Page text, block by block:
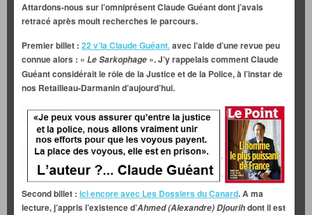
Attardons-nous sur l’omniprésent Claude Guéant dont j’avais
retracé après moult recherches le parcours.
Premier billet : 22 v’la Claude Guéant.avec l’aide d’une revue peu
connue alors : « Le Sarkophage ». J’y rappelais comment Claude
Guéant considérait le rôle de la Justice et de la Police, à l’instar de
nos Retailleau-Darmanin d’aujourd’hui.
Second billet : ici encore avec Les Dossiers du Canard. A ma
lecture, j’appris l’existence d’Ahmed (Alexandre) Djourihdont il est